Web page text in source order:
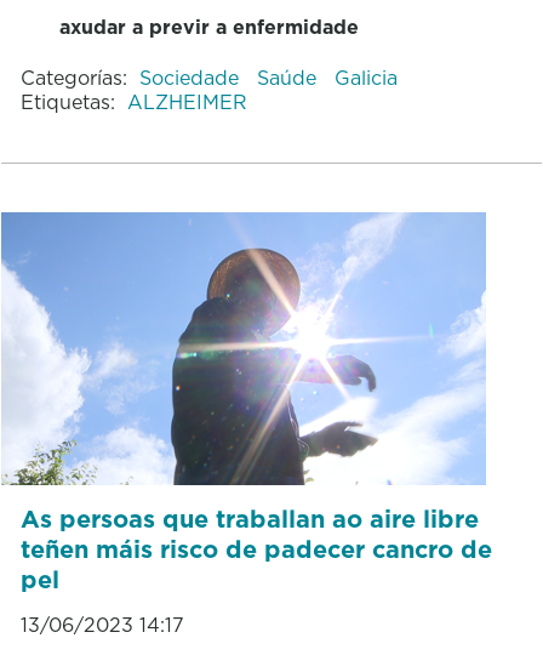
axudar a previr a enfermidade
Categorías: Sociedade Saúde
Galicia
Etiquetas: ALZHEIMER
As persoas que traballan ao aire libre
teñen máis risco de padecer cancro de
pel
13/06/2023 14:17